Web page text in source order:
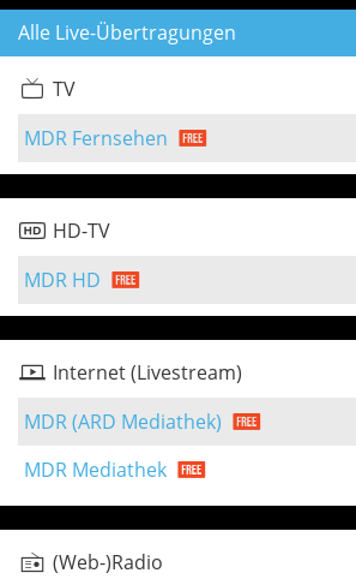
Alle Live-Übertragungen
TV
MDR Fernsehen
HD-TV
MDR HD
Internet (Livestream)
MDR (ARD Mediathek)
MDR Mediathek
(Web-)Radio